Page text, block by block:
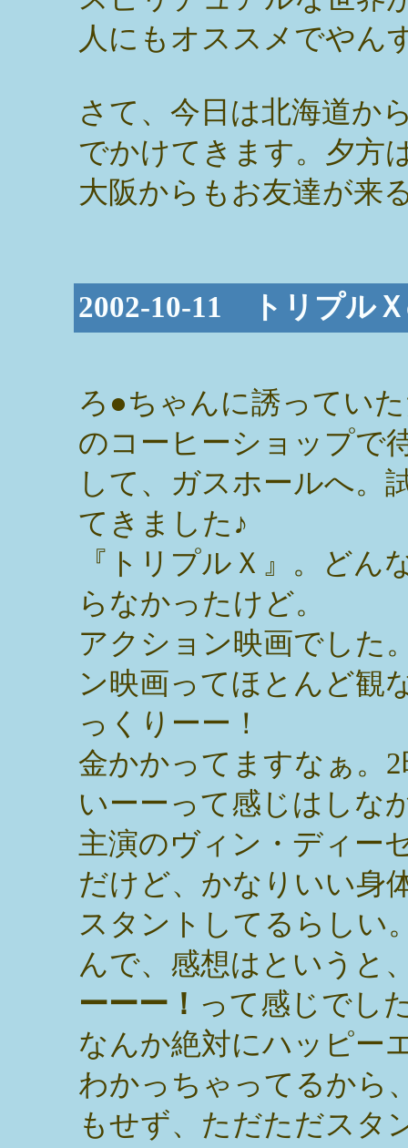
人にもオススメでやん
さて、今日は北海道か
でかけてきます。夕方
大阪からもお友達が来
2002-10-11 トリプル
ろ●ちゃんに誘ってい
のコーヒーショップで
して、ガスホールへ。
てきました♪
『トリプルＸ』。どん
らなかったけど。
アクション映画でした
ン映画ってほとんど観
っくりーー！
金かかってますなぁ。
いーーって感じはしな
主演のヴィン・ディー
だけど、かなりいい身
スタントしてるらしい
んで、感想はというと
ーーー！ って感じでし
なんか絶対にハッピー
わかっちゃってるから
もせず、ただただスタ